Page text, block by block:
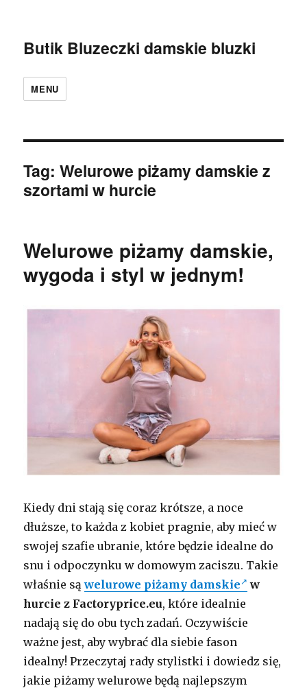
Butik Bluzeczki damskie bluzki
MENU
Tag:Welurowe piżamy damskie z
szortami w hurcie
Welurowe piżamy damskie,
wygoda i styl w jednym!
Kiedy dni stają się coraz krótsze, a noce
dłuższe, to każda z kobiet pragnie, aby mieć w
swojej szafie ubranie, które będzie idealne do
snu i odpoczynku w domowym zaciszu. Takie
właśnie sąwelurowe piżamy damskie
w
hurcie z Factoryprice.eu, które idealnie
nadają się do obu tych zadań. Oczywiście
ważne jest, aby wybrać dla siebie fason
idealny! Przeczytaj rady stylistki i dowiedz się,
jakie piżamy welurowe będą najlepszym